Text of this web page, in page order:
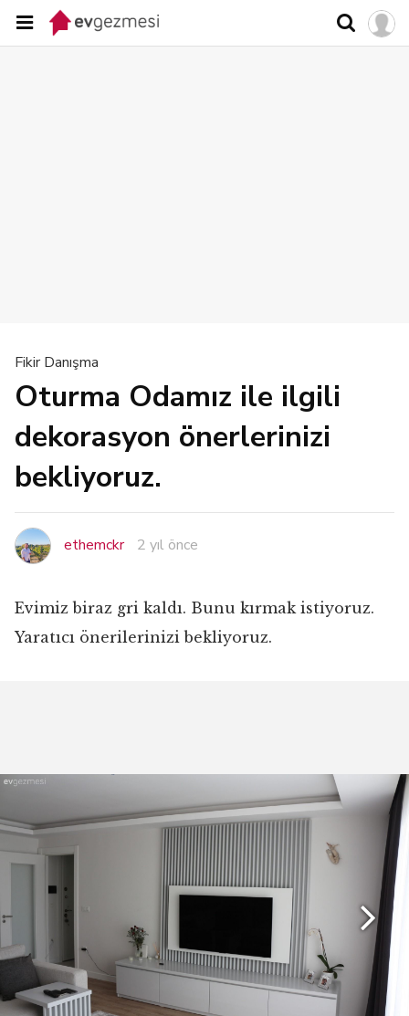
Fikir Danışma
Oturma Odamız ile ilgili
dekorasyon önerlerinizi
bekliyoruz.
ethemckr 2 yıl önce
Evimiz biraz gri kaldı. Bunu kırmak istiyoruz.
Yaratıcı önerilerinizi bekliyoruz.